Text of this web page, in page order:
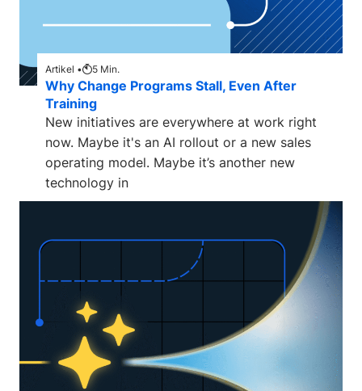
Artikel • 5 Min.
Why Change Programs Stall, Even After
Training
New initiatives are everywhere at work right
now. Maybe it's an AI rollout or a new sales
operating model. Maybe it’s another new
technology in